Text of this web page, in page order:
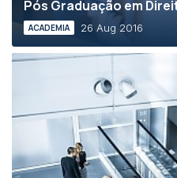
Pós Graduação em
ACADEMIA 26 Aug 2016